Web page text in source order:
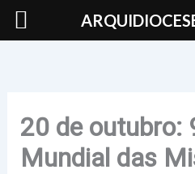
Skip
20 de outubro:
Mundial das